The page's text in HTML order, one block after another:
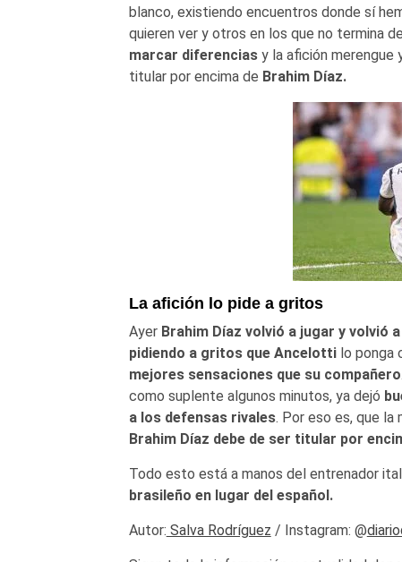
blanco, existiendo encuentros donde sí
quieren ver y otros en los que no termina
marcar diferenciasy la afición merengue
titular por encima de Brahim Díaz.
La afición lo pide a gritos
Ayer Brahim Díaz volvió a jugar y volvió
pidiendo a gritos que Ancelottilo ponga
mejores sensaciones que su compañero
como suplente algunos minutos, ya dejó
a los defensas rivales. Por eso es, que la
Brahim Díaz debe de ser titular por
Todo esto está a manos del entrenador
brasileño en lugar del español.
Autor: Salva Rodríguez / Instagram: @